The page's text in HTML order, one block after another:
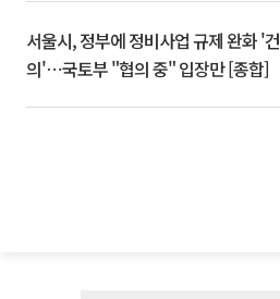
서울시, 정부에 정비사업 규제 완화 '건
의'⋯국토부 "협의 중" 입장만 [종합]